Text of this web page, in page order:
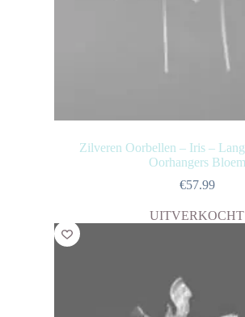
Zilveren Oorbellen – Iris –
Oorhangers Bloem
€57.99
UITVERKOCHT